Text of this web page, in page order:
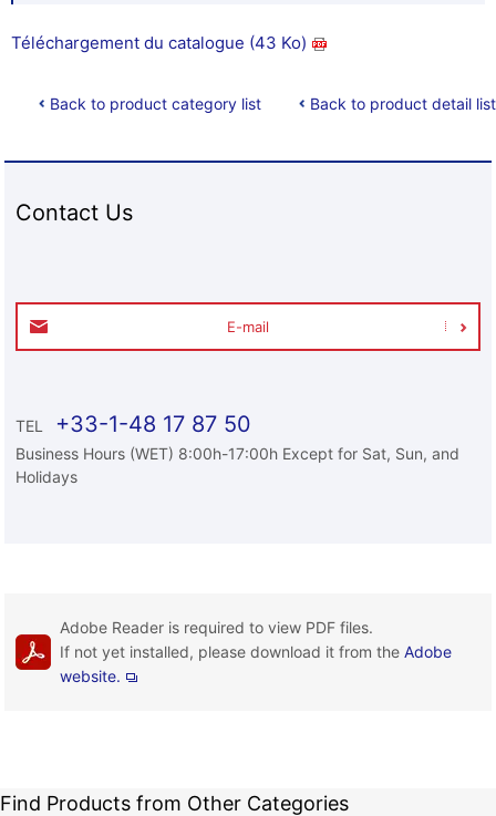
Téléchargement du catalogue (43 Ko)
Back to product category list Back to product detail list
Contact Us
E-mail
TEL +33-1-48 17 87 50
Business Hours (WET) 8:00h-17:00h Except for Sat, Sun, and
Holidays
Adobe Reader is required to view PDF files.
If not yet installed, please download it from theAdobe
website.
Find Products from Other Categories